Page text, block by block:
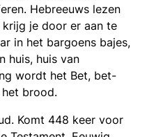
Hebreeuws lezen
je door er aan te
in het bargoens bajes,
huis, huis van
wordt het Bet, bet-
het brood.
Komt 448 keer voor